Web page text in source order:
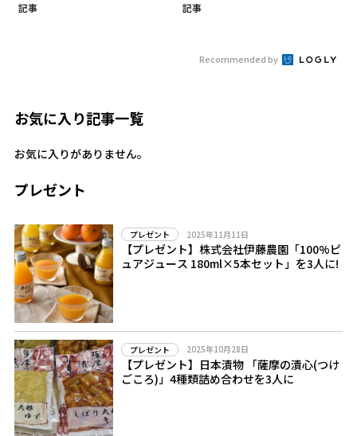
記事 記事
Recommended by
お気に入り記事一覧
お気に入りがありません。
プレゼント
プレゼント 2025年11月11日
【プレゼント】株式会社伊藤農園「100%ピ
ュアジュース 180ml×5本セット」を3人に!
プレゼント 2025年10月28日
【プレゼント】日本漬物 「薩摩の漬心(つけ
ごころ)」4種類詰め合わせを3人に